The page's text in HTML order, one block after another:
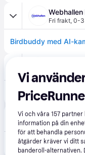
Webhallen
Fri frakt, 0-3
Birdbuddy med AI-
Fri frakt ,1-2
FirstVet
Fri frakt ,1-3
Vi
Vi och våra157 partner
information på din
för att behandla
åtgärder kräver vi ditt
banderoll-alternativen.